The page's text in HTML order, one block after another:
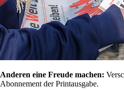
Anderen eine Freude machen:
Abonnement der Printausgabe.